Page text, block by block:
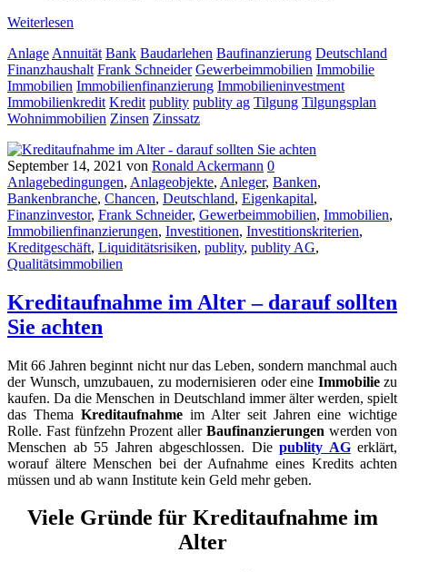
Weiterlesen
Anlage Annuität Bank Baudarlehen Baufinanzierung Deutschland
Finanzhaushalt Frank Schneider Gewerbeimmobilien Immobilie
Immobilien Immobilienfinanzierung Immobilieninvestment
Immobilienkredit Kredit publity publity ag Tilgung Tilgungsplan
Wohnimmobilien Zinsen Zinssatz
September 14, 2021 von Ronald Ackermann 0
Anlagebedingungen, Anlageobjekte, Anleger, Banken,
Bankenbranche, Chancen, Deutschland, Eigenkapital,
Finanzinvestor, Frank Schneider, Gewerbeimmobilien, Immobilien,
Immobilienfinanzierungen, Investitionen, Investitionskriterien,
Kreditgeschäft, Liquiditätsrisiken, publity, publity AG,
Qualitätsimmobilien
Kreditaufnahme im Alter – darauf sollten
Sie achten
Mit 66 Jahren beginnt nicht nur das Leben, sondern manchmal auch
der Wunsch, umzubauen, zu modernisieren oder eine Immobiliezu
kaufen. Da die Menschen in Deutschland immer älter werden, spielt
das Thema Kreditaufnahmeim Alter seit Jahren eine wichtige
Rolle. Fast fünfzehn Prozent aller Baufinanzierungen werden von
Menschen ab 55 Jahren abgeschlossen. Diepublity AGerklärt,
worauf ältere Menschen bei der Aufnahme eines Kredits achten
müssen und ab wann Institute kein Geld mehr geben.
Viele Gründe für Kreditaufnahme im
Alter